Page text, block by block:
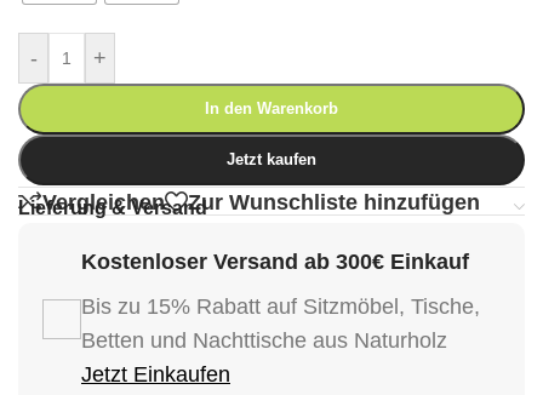
- +
In den Warenkorb
Jetzt kaufen
Vergleichen Zur Wunschliste hinzufügen
Lieferung & Versand
Kostenloser Versand ab 300€ Einkauf
Bis zu 15% Rabatt auf Sitzmöbel, Tische,
Betten und Nachttische aus Naturholz
Jetzt Einkaufen